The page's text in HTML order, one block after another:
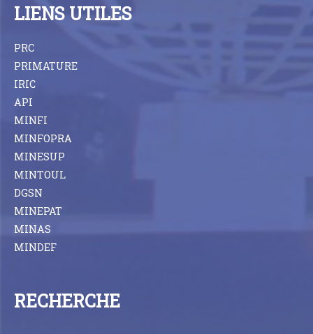
LIENS UTILES
PRC
PRIMATURE
IRIC
API
MINFI
MINFOPRA
MINESUP
MINTOUL
DGSN
MINEPAT
MINAS
MINDEF
RECHERCHE